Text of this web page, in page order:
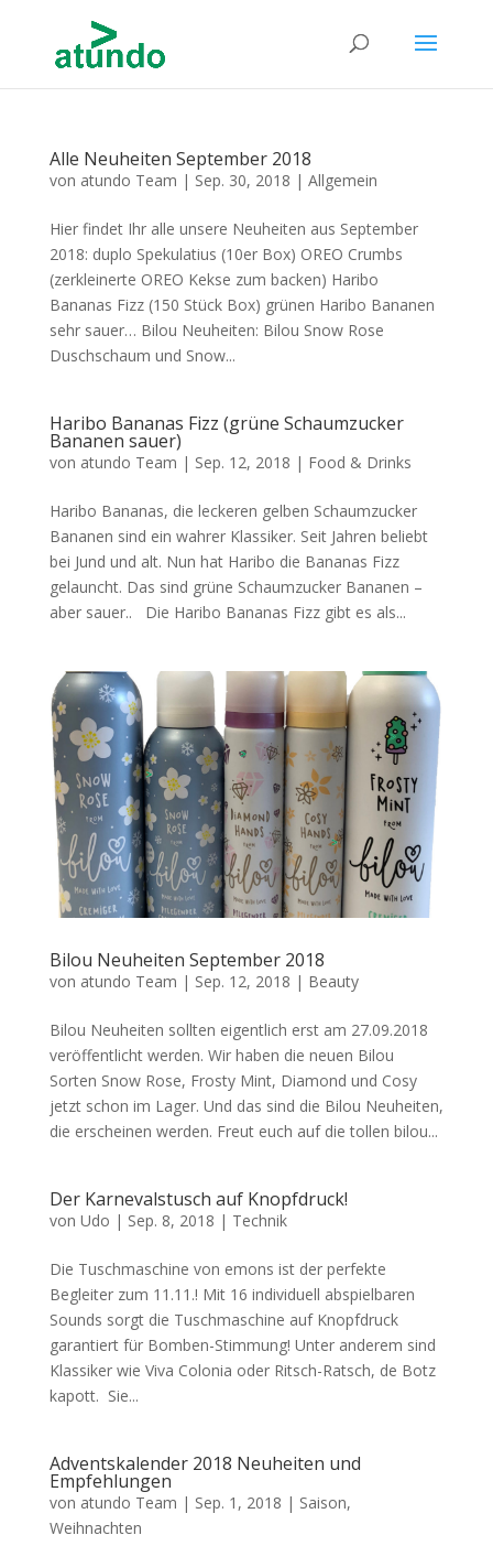
Alle Neuheiten September 2018
von atundo Team | Sep. 30, 2018 | Allgemein
Hier findet Ihr alle unsere Neuheiten aus September
2018: duplo Spekulatius (10er Box) OREO Crumbs
(zerkleinerte OREO Kekse zum backen) Haribo
Bananas Fizz (150 Stück Box) grünen Haribo Bananen
sehr sauer… Bilou Neuheiten: Bilou Snow Rose
Duschschaum und Snow...
Haribo Bananas Fizz (grüne Schaumzucker
Bananen sauer)
von atundo Team | Sep. 12, 2018 | Food & Drinks
Haribo Bananas, die leckeren gelben Schaumzucker
Bananen sind ein wahrer Klassiker. Seit Jahren beliebt
bei Jund und alt. Nun hat Haribo die Bananas Fizz
gelauncht. Das sind grüne Schaumzucker Bananen –
aber sauer.. Die Haribo Bananas Fizz gibt es als...
Bilou Neuheiten September 2018
von atundo Team | Sep. 12, 2018 | Beauty
Bilou Neuheiten sollten eigentlich erst am 27.09.2018
veröffentlicht werden. Wir haben die neuen Bilou
Sorten Snow Rose, Frosty Mint, Diamond und Cosy
jetzt schon im Lager. Und das sind die Bilou Neuheiten,
die erscheinen werden. Freut euch auf die tollen bilou...
Der Karnevalstusch auf Knopfdruck!
von Udo | Sep. 8, 2018 | Technik
Die Tuschmaschine von emons ist der perfekte
Begleiter zum 11.11.! Mit 16 individuell abspielbaren
Sounds sorgt die Tuschmaschine auf Knopfdruck
garantiert für Bomben-Stimmung! Unter anderem sind
Klassiker wie Viva Colonia oder Ritsch-Ratsch, de Botz
kapott. Sie...
Adventskalender 2018 Neuheiten und
Empfehlungen
von atundo Team | Sep. 1, 2018 | Saison,
Weihnachten